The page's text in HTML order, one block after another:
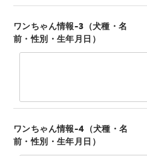
ワンちゃん情報-3（犬種・名
前・性別・生年月日）
ワンちゃん情報-4（犬種・名
前・性別・生年月日）